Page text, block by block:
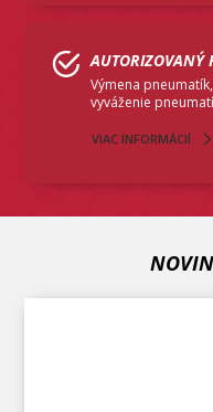
AUTORIZOVANÝ
Výmena
vyváženie
VIAC INFORMÁCIÍ